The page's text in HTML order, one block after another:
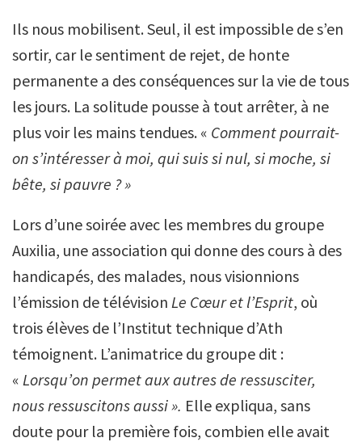
Ils nous mobilisent. Seul, il est impossible de s’en
sortir, car le sentiment de rejet, de honte
permanente a des conséquences sur la vie de tous
les jours. La solitude pousse à tout arrêter, à ne
plus voir les mains tendues. « Comment pourrait-
on s’intéresser à moi, qui suis si nul, si moche, si
bête, si pauvre ? »
Lors d’une soirée avec les membres du groupe
Auxilia, une association qui donne des cours à des
handicapés, des malades, nous visionnions
l’émission de télévision Le Cœur et l’Esprit, où
trois élèves de l’Institut technique d’Ath
témoignent. L’animatrice du groupe dit :
« Lorsqu’on permet aux autres de ressusciter,
nous ressuscitons aussi ». Elle expliqua, sans
doute pour la première fois, combien elle avait